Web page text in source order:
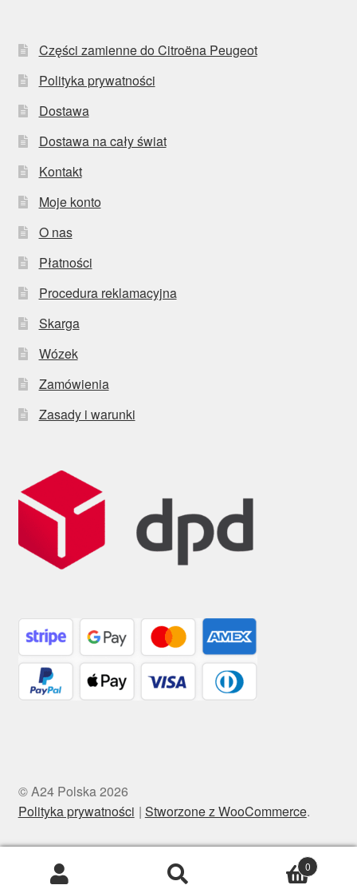
Części zamienne do Citroëna Peugeot
Polityka prywatności
Dostawa
Dostawa na cały świat
Kontakt
Moje konto
O nas
Płatności
Procedura reklamacyjna
Skarga
Wózek
Zamówienia
Zasady i warunki
© A24 Polska 2026
Polityka prywatności
Stworzone z WooCommerce.
0